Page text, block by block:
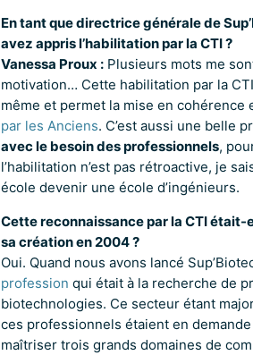
En tant que directrice générale de
avez appris l’habilitation par la CTI ?
Vanessa Proux :Plusieurs mots me
motivation… Cette habilitation par la
même et permet la mise en
par les Anciens. C’est aussi une belle
avec le besoin des professionnels,
l’habilitation n’est pas rétroactive, je
école devenir une école d’ingénieurs.
Cette reconnaissance par la CTI était-
sa création en 2004 ?
Oui. Quand nous avons lancé
profession qui était à la recherche de
biotechnologies. Ce secteur étant
ces professionnels étaient en
maîtriser trois grands domaines de